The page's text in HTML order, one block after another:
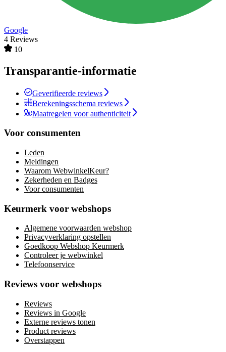
Google
4 Reviews
10
Transparantie-informatie
Geverifieerde reviews
Berekeningsschema reviews
Maatregelen voor authenticiteit
Voor consumenten
Leden
Meldingen
Waarom WebwinkelKeur?
Zekerheden en Badges
Voor consumenten
Keurmerk voor webshops
Algemene voorwaarden webshop
Privacyverklaring opstellen
Goedkoop Webshop Keurmerk
Controleer je webwinkel
Telefoonservice
Reviews voor webshops
Reviews
Reviews in Google
Externe reviews tonen
Product reviews
Overstappen